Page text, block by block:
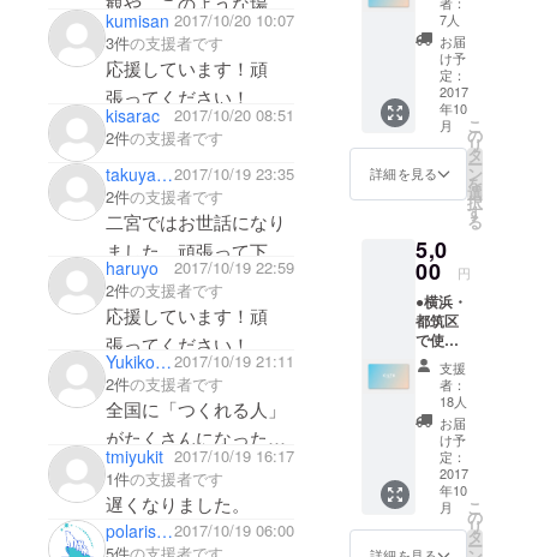
楽しみにしていま
す！！
もっと広がって欲しい
ので、応援していま
す。
kumisan 2017/10/20 10:07
3件の支援者です
応援しています！頑
張ってください！
kisarac
2017/10/20 08:51
2件の支援者です
takuyaishii2017/10/19 23:35
2件の支援者です
二宮ではお世話になり
ました。頑張って下さ
い
haruyo
2017/10/19 22:59
2件の支援者です
応援しています！頑
張ってください！
Yukiko Nishino2017/10/19 21:11
2件の支援者です
全国に「つくれる人」
がたくさんになった
ら、確かに想像力と創
造力豊かな優しい人が
増えそうだし災害時の
tmiyukit 2017/10/19 16:17
1件の支援者です
遅くなりました。
polarisnpc2017/10/19 06:00
5件の支援者です
ではなく、
DIT（Doing
it together＝
ともにつく
る）をコン
セプトに掲
げ、活動範
では、岩
手、秋田・
岡山・高知
など全国の
林産地にお
ける国産材
を主な素材
キットを使
い、10坪程
時間パ
スポー
ト ✕ 1
＜でき
ること
＞ ・ア
イアン
溶接／
床貼り
／壁ヌ
リ（ペ
or漆喰
等）／
壁ハリ
（壁
紙）／
家具ヅ
クリ ＊
電子チ
ケット
になり
ます。
＊事前
予約
制、開
館日の
み利用
7人
お届
け予
定：
2017
年10
月
詳細を見る
こ
の
リ
タ
ー
ン
を
選
択
す
る
5,0
00 円
●横浜・
都筑区
で使え
る ・
KILTA 3
時間パ
スポー
ト ✕ 2
＜でき
ること
＞ ・ア
イアン
溶接／
床貼り
支援
者：
18人
お届
け予
定：
2017
年10
月
こ
の
リ
タ
ー